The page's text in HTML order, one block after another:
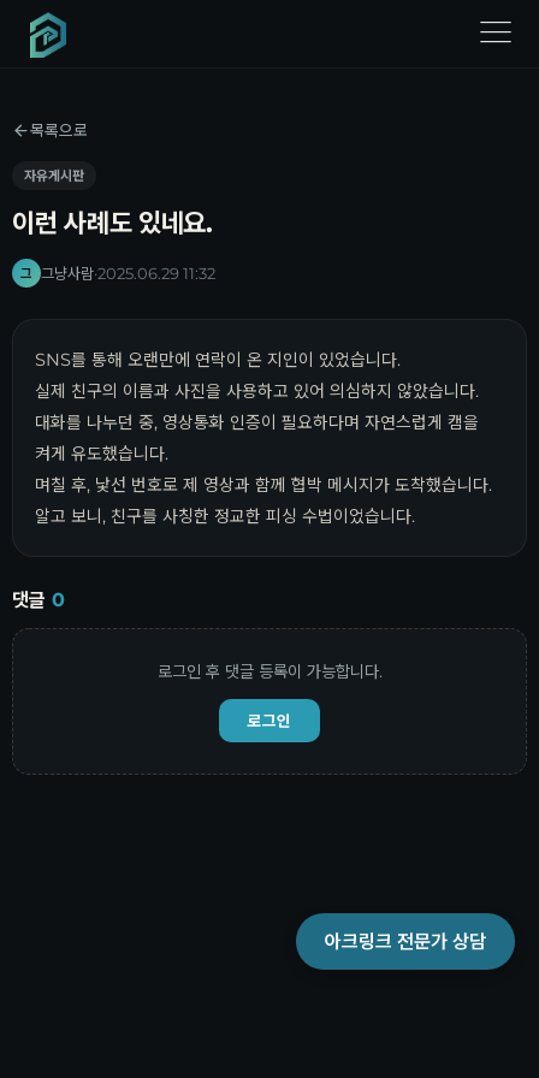
menu
목록으로
자유게시판
이런 사례도 있네요.
그 그냥사람·2025.06.29 11:32
SNS를 통해 오랜만에 연락이 온 지인이 있었습니다.
실제 친구의 이름과 사진을 사용하고 있어 의심하지 않았습니다.
대화를 나누던 중, 영상통화 인증이 필요하다며 자연스럽게 캠을
켜게 유도했습니다.
며칠 후, 낯선 번호로 제 영상과 함께 협박 메시지가 도착했습니다.
알고 보니, 친구를 사칭한 정교한 피싱 수법이었습니다.
댓글 0
로그인 후 댓글 등록이 가능합니다.
로그인
아크링크 전문가 상담